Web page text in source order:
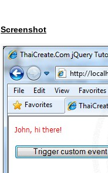
Screenshot